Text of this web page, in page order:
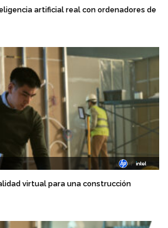
artificial real con ordenadores de
virtual para una construcción